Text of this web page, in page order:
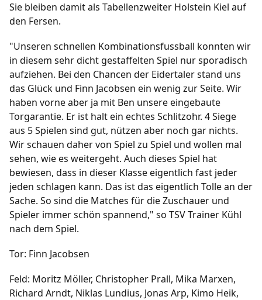
Sie bleiben damit als Tabellenzweiter Holstein Kiel auf
den Fersen.
"Unseren schnellen Kombinationsfussball konnten wir
in diesem sehr dicht gestaffelten Spiel nur sporadisch
aufziehen. Bei den Chancen der Eidertaler stand uns
das Glück und Finn Jacobsen ein wenig zur Seite. Wir
haben vorne aber ja mit Ben unsere eingebaute
Torgarantie. Er ist halt ein echtes Schlitzohr. 4 Siege
aus 5 Spielen sind gut, nützen aber noch gar nichts.
Wir schauen daher von Spiel zu Spiel und wollen mal
sehen, wie es weitergeht. Auch dieses Spiel hat
bewiesen, dass in dieser Klasse eigentlich fast jeder
jeden schlagen kann. Das ist das eigentlich Tolle an der
Sache. So sind die Matches für die Zuschauer und
Spieler immer schön spannend," so TSV Trainer Kühl
nach dem Spiel.
Tor: Finn Jacobsen
Feld: Moritz Möller, Christopher Prall, Mika Marxen,
Richard Arndt, Niklas Lundius, Jonas Arp, Kimo Heik,